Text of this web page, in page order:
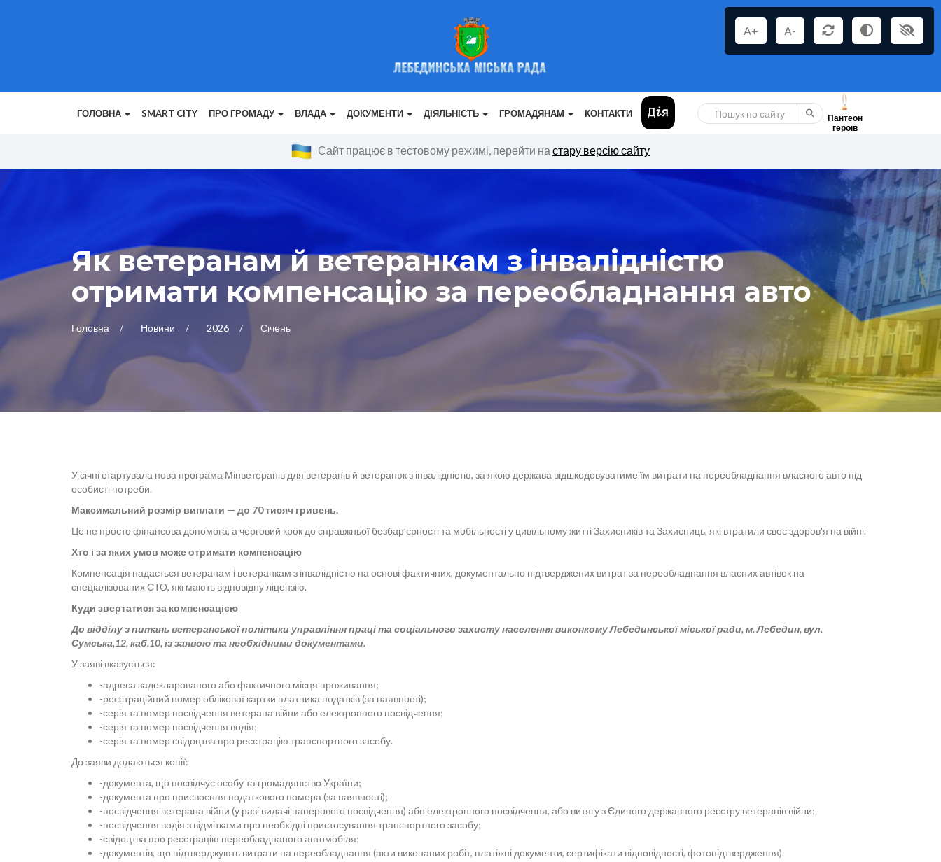
ГОЛОВНА SMART CITY ПРО ГРОМАДУ ВЛАДА ДОКУМЕНТИ ДІЯЛЬНІСТЬ ГРОМАДЯНАМ КОНТАКТИ
Пантеон
героїв
A+ A-
Сайт працює в тестовому режимі, перейти на стару версію сайту
Як ветеранам й ветеранкам з інвалідністю
отримати компенсацію за переобладнання авто
Головна Новини 2026 Січень
У січні стартувала нова програма Мінветеранів для ветеранів й ветеранoк з інвалідністю, за якою держава відшкодовуватиме їм витрати на переобладнання власного авто під
особисті потреби.
Максимальний розмір виплати — до 70 тисяч гривень.
Це не просто фінансова допомога, а черговий крок до справжньої безбар’єрності та мобільності у цивільному житті Захисників та Захисниць, які втратили своє здоров'я на війні.
Хто і за яких умов може отримати компенсацію
Компенсація надається ветеранам і ветеранкам з інвалідністю на основі фактичних, документально підтверджених витрат за переобладнання власних автівок на
спеціалізованих СТО, які мають відповідну ліцензію.
Куди звертатися за компенсацією
До відділу з питань ветеранської політики управління праці та соціального захисту населення виконкому Лебединської міської ради, м. Лебедин, вул.
Сумська,12, каб.10, із заявою та необхідними документами.
У заяві вказується:
-адреса задекларованого або фактичного місця проживання;
-реєстраційний номер облікової картки платника податків (за наявності);
-серія та номер посвідчення ветерана війни або електронного посвідчення;
-серія та номер посвідчення водія;
-серія та номер свідоцтва про реєстрацію транспортного засобу.
До заяви додаються копії:
-документа, що посвідчує особу та громадянство України;
-документа про присвоєння податкового номера (за наявності);
-посвідчення ветерана війни (у разі видачі паперового посвідчення) або електронного посвідчення, або витягу з Єдиного державного реєстру ветеранів війни;
-посвідчення водія з відмітками про необхідні пристосування транспортного засобу;
-свідоцтва про реєстрацію переобладнаного автомобіля;
-документів, що підтверджують витрати на переобладнання (акти виконаних робіт, платіжні документи, сертифікати відповідності, фотопідтвердження).